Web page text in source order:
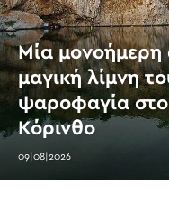
Μία μονοήμερη
μαγική λίμνη
ψαροφαγία
Κόρινθο
09|08|2026